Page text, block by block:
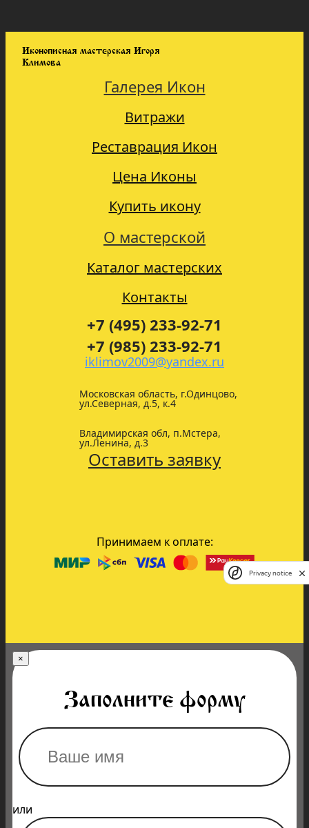
Иконописная мастерская Игоря
Климова
Галерея Икон
Витражи
Реставрация Икон
Цена Иконы
Купить икону
О мастерской
Каталог мастерских
Контакты
+7 (495) 233-92-71
+7 (985) 233-92-71
iklimov2009@yandex.ru
Московская область, г.Одинцово,
ул.Северная, д.5, к.4
Владимирская обл, п.Мстера,
ул.Ленина, д.3
Оставить заявку
Принимаем к оплате:
×
Заполните форму
или
Privacy notice